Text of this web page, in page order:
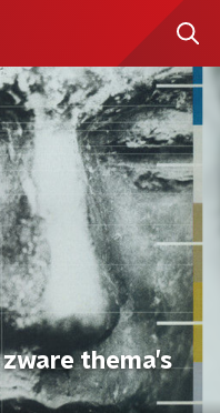
thema’s